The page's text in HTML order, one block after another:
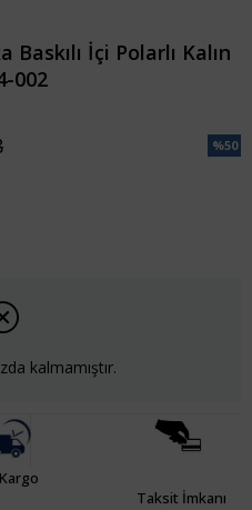
İçi Polarlı Kalın
002
%50
kalmamıştır.
Kargo
Taksit İmkanı